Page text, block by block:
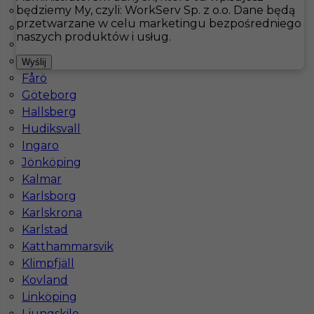
Hotistin Oferty pracyKucharz
Pokaż filtr
Åsele
Bastad
Båtskärsnäs
Falkenberg
Fårö
Göteborg
Hallsberg
Hudiksvall
Ingaro
Jönköping
Kalmar
Karlsborg
Karlskrona
Karlstad
Katthammarsvik
Klimpfjäll
Kovland
Linköping
Praca za granicą dla kucharza - Szwecja
Kategoria Kuchnia
Lokalizacja
Wymagane języki
będziemy My, czyli: WorkServ Sp. z o.o. Dane będą
przetwarzane w celu marketingu bezpośredniego
naszych produktów i usług.
Wyślij